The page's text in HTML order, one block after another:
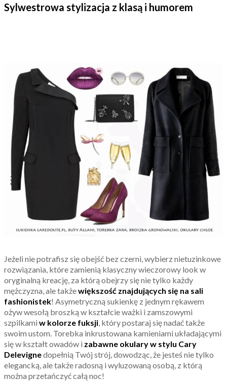
Sylwestrowa stylizacja z klasą i humorem
Jeżeli nie potrafisz się obejść bez czerni, wybierz nietuzinkowe
rozwiązania, które zamienią klasyczny wieczorowy look w
oryginalną kreację, za którą obejrzy się nie tylko każdy
mężczyzna, ale takżewiększość znajdujących się na sali
fashionistek! Asymetryczną sukienkę z jednym rękawem
ożyw wesołą broszką w kształcie ważki i zamszowymi
szpilkami w kolorze fuksji, który postaraj się nadać także
swoim ustom. Torebka inkrustowana kamieniami układającymi
się w kształt owadów i zabawne okulary w stylu Cary
Delevignedopełnią Twój strój, dowodząc, że jesteś nie tylko
elegancką, ale także radosną i wyluzowaną osobą, z którą
można przetańczyć całą noc!